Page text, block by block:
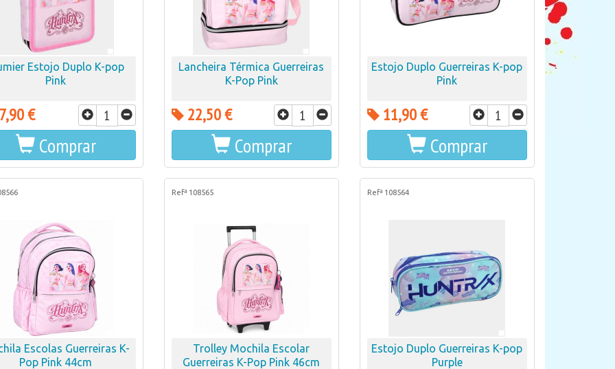
Estojo Duplo K-pop
Pink
€
Comprar
Lancheira Térmica Guerreiras
K-Pop Pink
22,50 €
Comprar
Estojo Duplo Guerreiras K-pop
Pink
11,90 €
Comprar
Escolas Guerreiras K-
Pop Pink 44cm
Refª 108565
Trolley Mochila Escolar
Guerreiras K-Pop Pink 46cm
Refª 108564
Estojo Duplo Guerreiras K-pop
Purple